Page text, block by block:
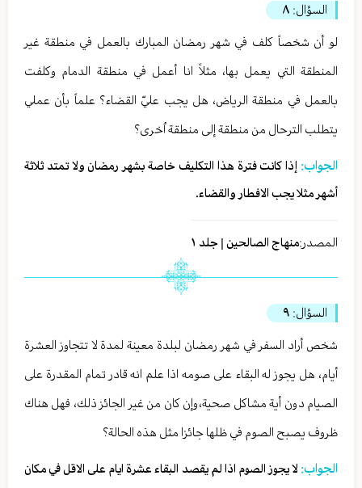
السؤال: ٨
لو أن شخصاً كلف في شهر رمضان المبارك بالعمل في منطقة غير
المنطقة التي يعمل بها، مثلاً انا أعمل في منطقة الدمام وكلفت
بالعمل في منطقة الرياض، هل يجب عليّ القضاء؟ علماً بأن عملي
يتطلب الترحال من منطقة إلى منطقة اُخرى؟
الجواب: إذا كانت فترة هذا التكليف خاصة بشهر رمضان ولا تمتد ثلاثة
أشهر مثلا يجب الافطار والقضاء.
المصدر:منهاج الصالحين | جلد ١
السؤال: ٩
شخص أراد السفر في شهر رمضان لبلدة معينة لمدة لا تتجاوز العشرة
أيام، هل يجوز له البقاء على صومه اذا علم انه قادر تمام المقدرة على
الصيام دون أية مشاكل صحية،وإن كان من غير الجائز ذلك، فهل هناك
ظروف يصبح الصوم في ظلها جائزا مثل هذه الحالة؟
الجواب: لا يجوز الصوم اذا لم يقصد البقاء عشرة ايام على الاقل في مكان